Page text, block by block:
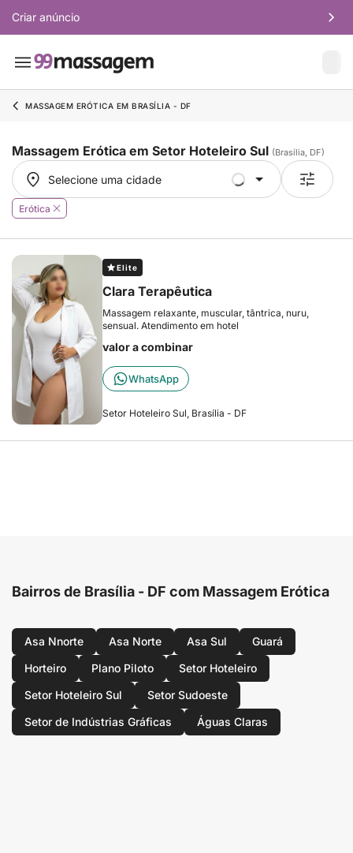
Criar anúncio
MASSAGEM ERÓTICA EM BRASÍLIA - DF
Massagem Erótica em Setor Hoteleiro Sul (Brasília, DF)
Selecione uma cidade
Selecione uma cidade
Erótica
Elite
Clara Terapêutica
Massagem relaxante, muscular, tântrica, nuru,
sensual. Atendimento em hotel
valor a combinar
WhatsApp
Setor Hoteleiro Sul, Brasília - DF
Bairros de Brasília - DF com Massagem Erótica
Asa Nnorte Asa Norte Asa Sul
Guará
Horteiro
Plano Piloto
Setor Hoteleiro
Setor Hoteleiro Sul
Setor Sudoeste
Setor de Indústrias Gráficas
Águas Claras